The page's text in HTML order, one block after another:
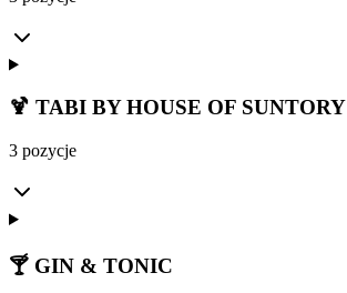
🍹 TABI BY HOUSE OF SUNTORY
3 pozycje
🍸 GIN & TONIC